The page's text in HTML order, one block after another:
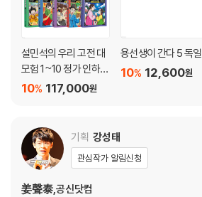
설민석의 우리 고전 대
모험 1~10 정가 인하
세트 117,000원
10%
용선생이 간다 5 독일
12,600원
10%
기획 강성태
관심작가 알림신청
姜聲泰,공신닷컴